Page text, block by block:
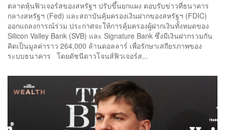
ตลาดหุ้นฟิวเจอร์สของสหรัฐฯ ปรับขึ้นยกแผง ตอบรับข่าวที่ธนาคาร
กลางสหรัฐฯ (Fed) และสถาบันคุ้มครองเงินฝากของสหรัฐฯ (FDIC)
ออกแถลงการณ์ร่วม ประกาศจะให้การคุ้มครองผู้ฝากเงินทั้งหมดของ
Silicon Valley Bank (SVB) และ Signature Bank ซึ่งมีเงินฝากรวมกัน
คิดเป็นมูลค่าราว 264,000 ล้านดอลลาร์ เพื่อรักษาเสถียรภาพของ
ระบบธนาคาร โดยดัชนีดาวโจนส์ฟิวเจอร์ส...